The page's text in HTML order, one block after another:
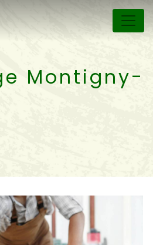
Montigny-